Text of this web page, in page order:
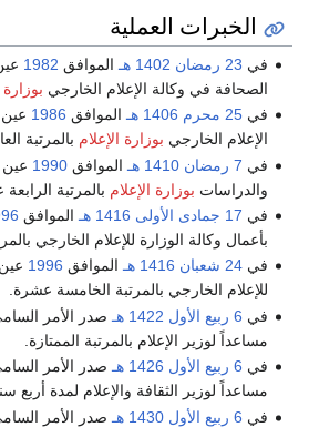
الخبرات العملية
في 23 رمضان 1402 هـ الموافق1982عين
الصحافة في وكالة الإعلام الخارجي بوزارة
في 25 محرم 1406 هـ الموافق1986عين
الإعلام الخارجي بوزارة الإعلامبالمرتبة
في 7 رمضان 1410 هـ الموافق1990عين
والدراساتبوزارة الإعلامبالمرتبة الرابعة
في 17 جمادى الأولى 1416 هـ الموافق1996
بأعمال وكالة الوزارة للإعلام الخارجي
في 24 شعبان 1416 هـ الموافق1996عين
للإعلام الخارجي بالمرتبة الخامسة عشرة.
في 6 ربيع الأول 1422 هـ
صدر الأمر السامي
مساعداً لوزير الإعلام بالمرتبة الممتازة.
في 6 ربيع الأول 1426 هـ
صدر الأمر السامي
مساعداً لوزير الثقافة والإعلام لمدة أربع
في 6 ربيع الأول 1430 هـ
صدر الأمر السامي